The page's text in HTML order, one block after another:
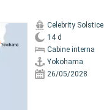
Celebrity Solstice
14 d
Cabine interna
Yokohama
26/05/2028